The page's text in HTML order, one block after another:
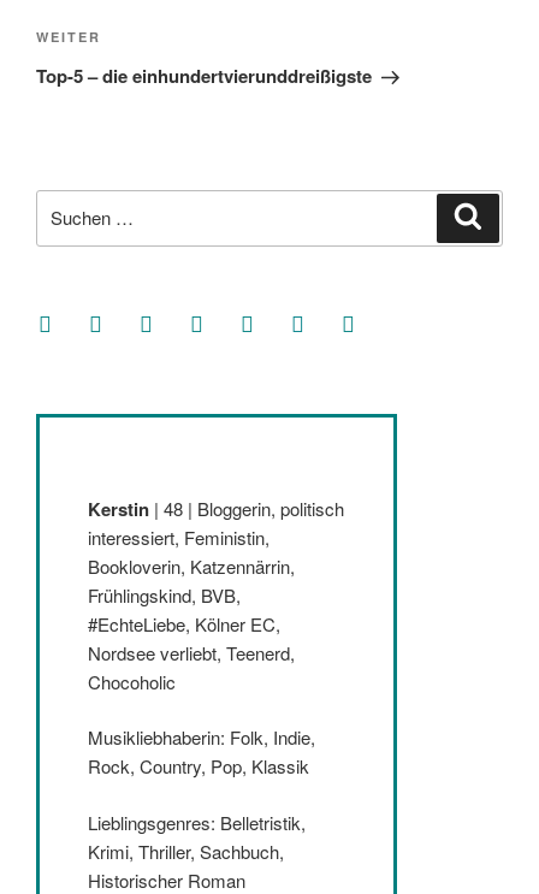
Nächster
Beitrag
WEITER
Top-5 – die einhundertvierunddreißigste
nach:
facebooksoundcloud
twitter mastodoninstagramthreads goodreads
Kerstin | 48 | Bloggerin, politisch
interessiert, Feministin,
Bookloverin, Katzennärrin,
Frühlingskind, BVB,
#EchteLiebe, Kölner EC,
Nordsee verliebt, Teenerd,
Chocoholic
Musikliebhaberin: Folk, Indie,
Rock, Country, Pop, Klassik
Lieblingsgenres: Belletristik,
Krimi, Thriller, Sachbuch,
Historischer Roman